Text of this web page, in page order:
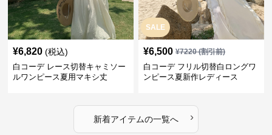
¥6,820 (税込)
白コーデ レース切替キャミソー
ルワンピース夏用マキシ丈
SALE
¥6,500 ¥7220(割引前)
白コーデ フリル切替白ロングワ
ンピース夏新作レディース
新着アイテムの一覧へ ›